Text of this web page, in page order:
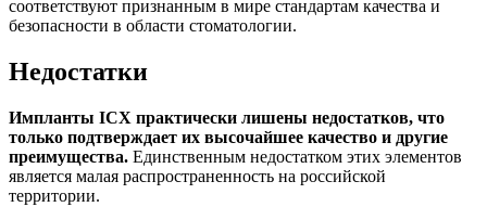
соответствуют признанным в мире стандартам качества и
безопасности в области стоматологии.
Недостатки
Импланты ICX практически лишены недостатков, что
только подтверждает их высочайшее качество и другие
преимущества. Единственным недостатком этих элементов
является малая распространенность на российской
территории.